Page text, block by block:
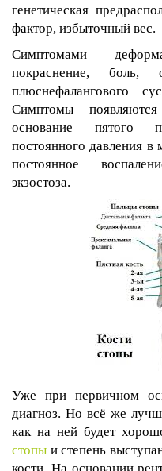
генетическая
фактор, избыточный вес.
Симптомами
покраснение,
плюснефалангового
Симптомы
основание пятого
постоянного давления в
постоянное
экзостоза.
Уже при первичном
диагноз. Но всё же
как на ней будет
стопы и степень